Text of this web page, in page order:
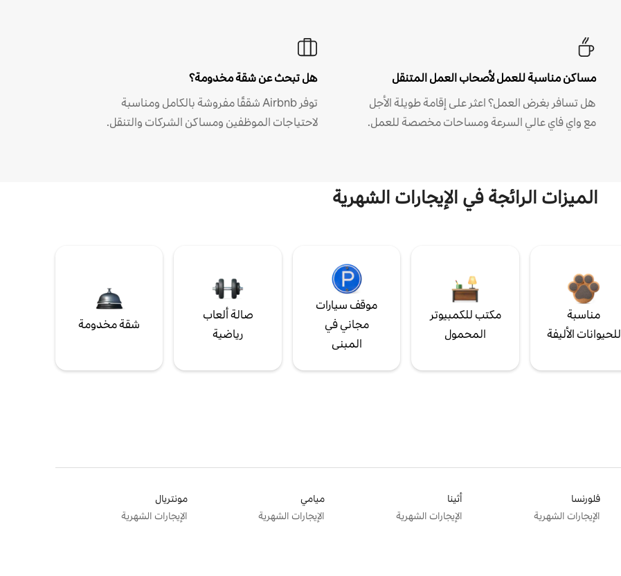
مساكن مناسبة للعمل لأصحاب العمل المتنقل
هل تسافر بغرض العمل؟ اعثر على إقامة طويلة الأجل
مع واي فاي عالي السرعة ومساحات مخصصة للعمل.
هل تبحث عن شقة مخدومة؟
توفر Airbnb شققًا مفروشة بالكامل ومناسبة
لاحتياجات الموظفين ومساكن الشركات والتنقل.
الميزات الرائجة في الإيجارات الشهرية
مناسبة
للحيوانات الأليفة
مكتب للكمبيوتر
المحمول
موقف سيارات
مجاني في
المبنى
صالة ألعاب
رياضية
شقة مخدومة
فلورنسا
الإيجارات الشهرية
أثينا
الإيجارات الشهرية
ميامي
الإيجارات الشهرية
مونتريال
الإيجارات الشهرية